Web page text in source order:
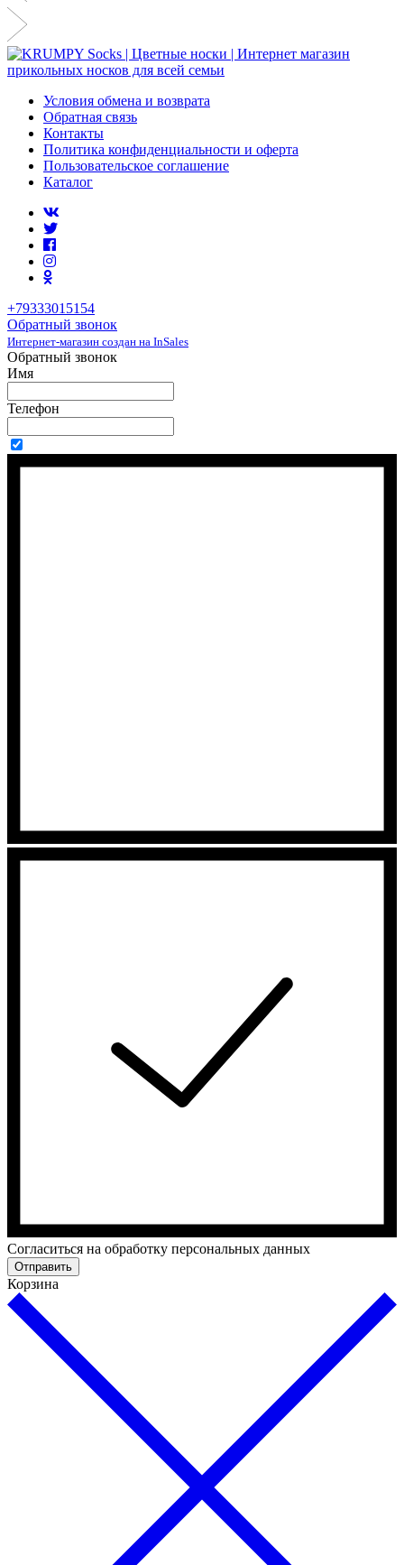
Условия обмена и возврата
Обратная связь
Контакты
Политика конфиденциальности и оферта
Пользовательское соглашение
Каталог
+79333015154
Обратный звонок
Интернет-магазин создан на InSales
Обратный звонок
Имя
Телефон
Cогласиться на обработку персональных данных
Отправить
Корзина